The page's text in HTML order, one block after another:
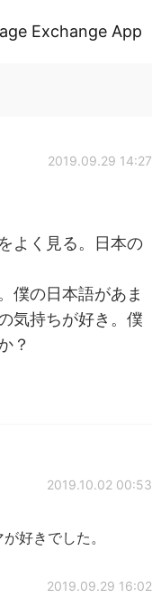
Exchange App
2019.09.29 14:27
よく見る。日本の
僕の日本語があま
気持ちが好き。僕
？
2019.10.02 00:53
好きでした。
2019.09.29 16:02